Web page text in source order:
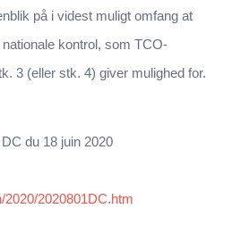
på i videst muligt omfang at
kontrol, som TCO-
3 (eller stk. 4) giver mulighed for.
du 18 juin 2020
2020801DC.htm